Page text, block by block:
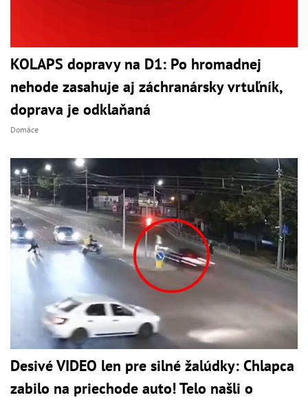
KOLAPS dopravy na D1: Po hromadnej
nehode zasahuje aj záchranársky vrtuľník,
doprava je odklaňaná
Domáce
Desivé VIDEO len pre silné žalúdky: Chlapca
zabilo na priechode auto! Telo našli o